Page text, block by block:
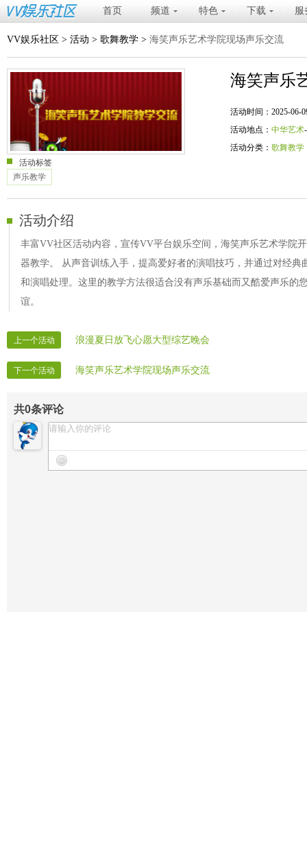
首页 频道 特色 下载 服
VV娱乐社区 > 活动 > 歌舞教学 > 海笑声乐艺术学院现场声乐交流
海笑声乐
活动时间：2025-06-
活动地点： 中华艺术
活动分类： 歌舞教学
活动标签
声乐教学
活动介绍
丰富VV社区活动内容，宣传VV平台娱乐空间，海笑声乐艺术学院
器教学。 从声音训练入手，提高爱好者的演唱技巧，并通过对经典
和演唱处理。这里的教学方法很适合没有声乐基础而又酷爱声乐的
谊。
上一个活动 浪漫夏日放飞心愿大型综艺晚会
下一个活动 海笑声乐艺术学院现场声乐交流
共0条评论